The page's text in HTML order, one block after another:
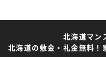
北海道マン
北海道の敷金・礼金無料！